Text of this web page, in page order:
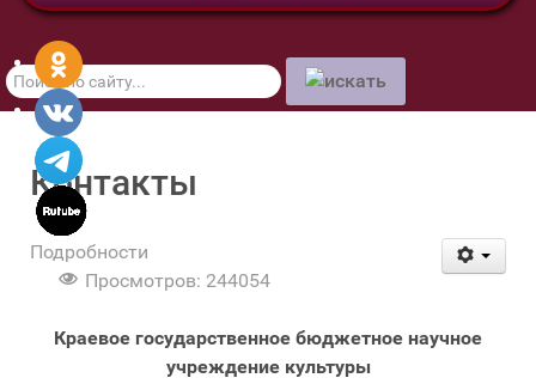
Поиск
по
сайту
Контакты
Подробности
Просмотров: 244054
Краевое государственное бюджетное научное
учреждение культуры